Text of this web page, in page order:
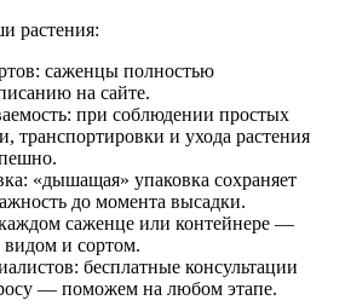
растения:
саженцы полностью
на сайте.
при соблюдении простых
транспортировки и ухода растения
«дышащая» упаковка сохраняет
до момента высадки.
саженце или контейнере —
видом и сортом.
бесплатные консультации
— поможем на любом этапе.